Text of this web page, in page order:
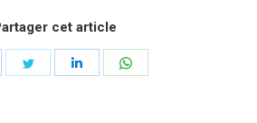
cet article
Partager Partager